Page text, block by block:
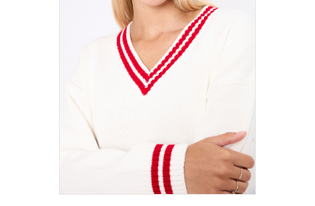
worden
de
productpagina